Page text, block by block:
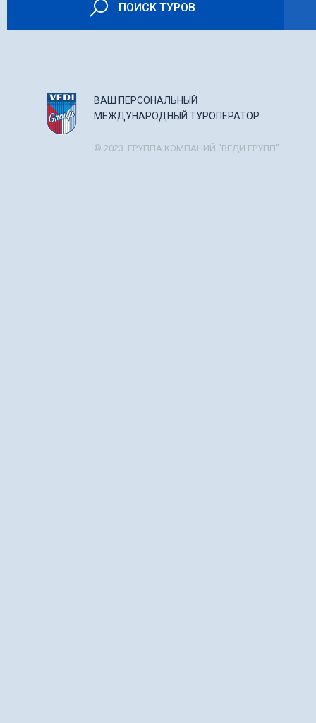
ПОИСК ТУРОВ
ВАШ ПЕРСОНАЛЬНЫЙ
МЕЖДУНАРОДНЫЙ ТУРОПЕРАТОР
© 2023. ГРУППА КОМПАНИЙ "ВЕДИ ГРУПП".